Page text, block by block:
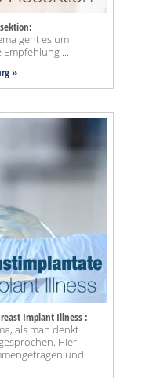
geht es um
...
»
Implant Illness :
als man denkt
Hier
und